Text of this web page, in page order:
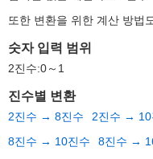
또한 변환을 위한 계산 방법
숫자 입력 범위
2진수:0～1
진수별 변환
2진수 → 8진수 2진수 → 10
8진수 → 10진수
8진수 →